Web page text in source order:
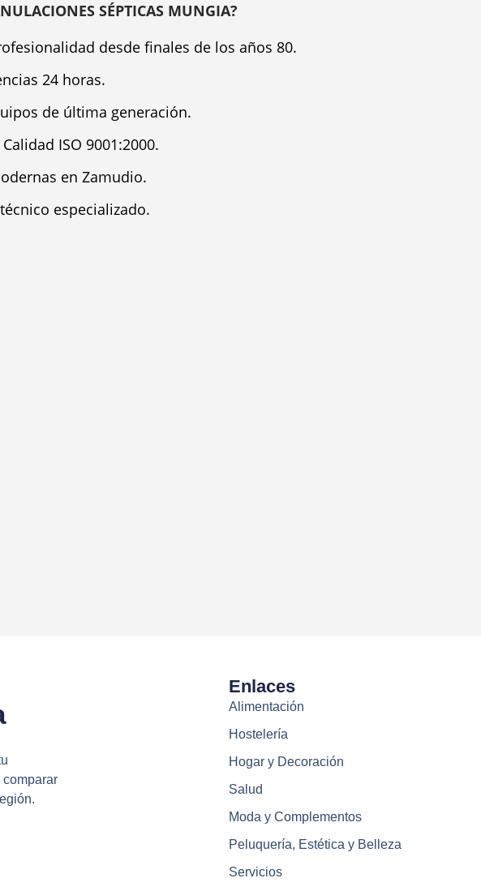
SÉPTICAS MUNGIA?
desde finales de los años 80.
24 horas.
de última generación.
ISO 9001:2000.
en Zamudio.
especializado.
Enlaces
Alimentación
Hostelería
Hogar y Decoración
Salud
Moda y Complementos
Peluquería, Estética y Belleza
Servicios